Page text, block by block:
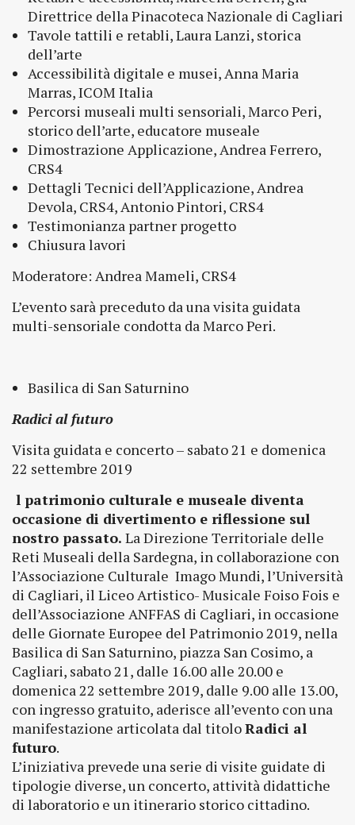
Direttrice della Pinacoteca Nazionale di Cagliari
Tavole tattili e retabli, Laura Lanzi, storica
dell’arte
Accessibilità digitale e musei, Anna Maria
Marras, ICOM Italia
Percorsi museali multi sensoriali, Marco Peri,
storico dell’arte, educatore museale
Dimostrazione Applicazione, Andrea Ferrero,
CRS4
Dettagli Tecnici dell’Applicazione, Andrea
Devola, CRS4, Antonio Pintori, CRS4
Testimonianza partner progetto
Chiusura lavori
Moderatore: Andrea Mameli, CRS4
L’evento sarà preceduto da una visita guidata
multi-sensoriale condotta da Marco Peri.
Basilica di San Saturnino
Radici al futuro
Visita guidata e concerto – sabato 21 e domenica
22 settembre 2019
l patrimonio culturale e museale diventa
occasione di divertimento e riflessione sul
nostro passato. La Direzione Territoriale delle
Reti Museali della Sardegna, in collaborazione con
l’Associazione Culturale Imago Mundi, l’Università
di Cagliari, il Liceo Artistico- Musicale Foiso Fois e
dell’Associazione ANFFAS di Cagliari, in occasione
delle Giornate Europee del Patrimonio 2019, nella
Basilica di San Saturnino, piazza San Cosimo, a
Cagliari, sabato 21, dalle 16.00 alle 20.00 e
domenica 22 settembre 2019, dalle 9.00 alle 13.00,
con ingresso gratuito, aderisce all’evento con una
manifestazione articolata dal titoloRadici al
futuro.
L’iniziativa prevede una serie di visite guidate di
tipologie diverse, un concerto, attività didattiche
di laboratorio e un itinerario storico cittadino.